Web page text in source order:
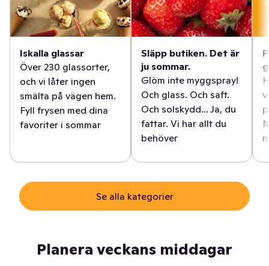
Iskalla glassar
Över 230 glassorter,
och vi låter ingen
smälta på vägen hem.
Fyll frysen med dina
favoriter i sommar
Släpp butiken. Det är
ju sommar.
Glöm inte myggspray!
Och glass. Och saft.
Och solskydd... Ja, du
fattar. Vi har allt du
behöver
Se alla kategorier
Planera veckans middagar